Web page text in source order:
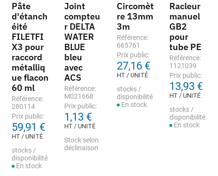
Pâte
d'étanch
éité
FILETFI
X3 pour
raccord
métalliq
ue flacon
60 ml
Référence:
280114
Prix public:
59,91 €
HT / UNITÉ
stocks /
disponibilité
En stock
Joint
compteu
r DELTA
WATER
BLUE
bleu
avec
ACS
Référence:
M021668
Prix public:
1,13 €
HT / UNITÉ
Stock selon
déclinaison
Circomèt
re 13mm
3m
Référence:
665761
Prix public:
27,16 €
HT / UNITÉ
stocks /
disponibilité
En stock
Racleur
manuel
GB2
pour
tube PE
Référence:
1121039
Prix public:
13,93 €
HT / UNITÉ
stocks /
disponibilité
En stock